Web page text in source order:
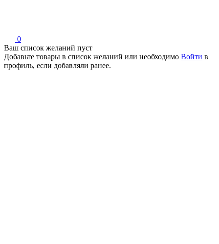
0
Ваш список желаний пуст
Добавьте товары в список желаний или необходимо Войти в
профиль, если добавляли ранее.